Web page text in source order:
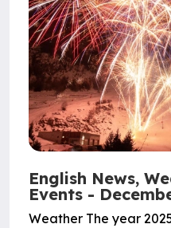
English News,
Events -
Weather The year